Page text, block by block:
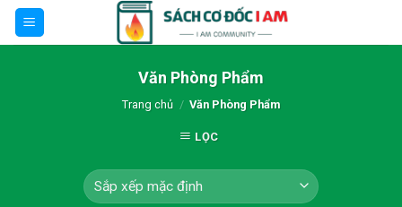
Skip
Văn Phòng Phẩm
Trang chủ / Văn Phòng Phẩm
LỌC